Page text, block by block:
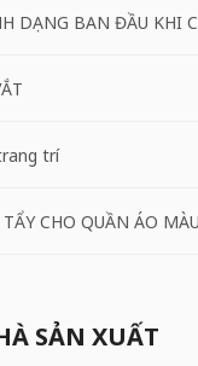
DẠNG BAN ĐẦU KHI
trí
CHO QUẦN ÁO MÀU
SẢN XUẤT